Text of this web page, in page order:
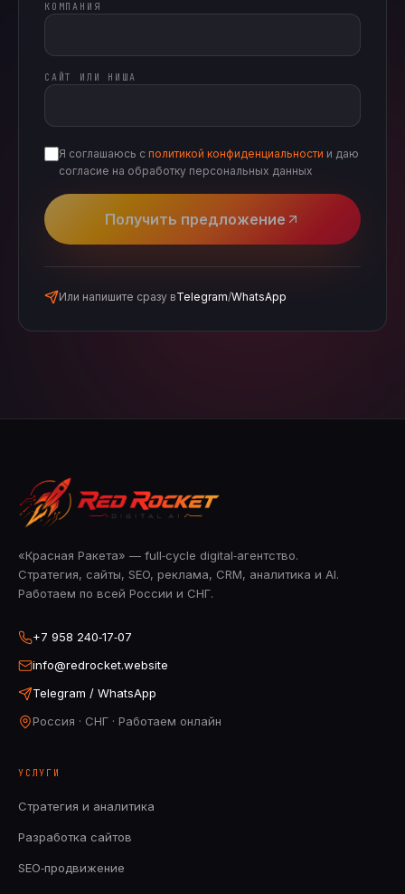
КОМПАНИЯ
САЙТ ИЛИ НИША
Я соглашаюсь с политикой конфиденциальности и даю
согласие на обработку персональных данных
Получить предложение
Или напишите сразу вTelegram/WhatsApp
«Красная Ракета» — full‑cycle digital‑агентство.
Стратегия, сайты, SEO, реклама, CRM, аналитика и AI.
Работаем по всей России и СНГ.
+7 958 240‑17‑07
info@redrocket.website
Telegram / WhatsApp
Россия · СНГ · Работаем онлайн
УСЛУГИ
Стратегия и аналитика
Разработка сайтов
SEO‑продвижение